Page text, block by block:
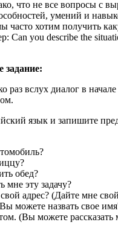
что не все вопросы с
умений и
часто хотим получить
Can you describe the
раз вслух диалог в
язык и запишите
обед?
мне эту задачу?
адрес? (Дайте мне
можете назвать свое
(Вы можете рассказать